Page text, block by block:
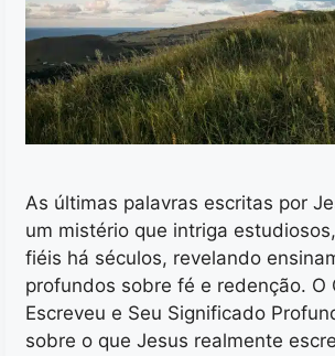
As últimas palavras escritas por
um mistério que intriga
fiéis há séculos, revelando
profundos sobre fé e redenção. O
Escreveu e Seu Significado
sobre o que Jesus realmente